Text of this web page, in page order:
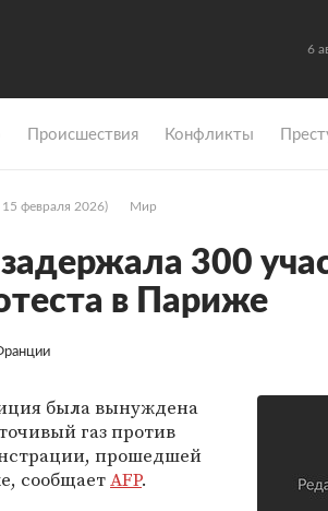
6
Происшествия Конфликты
февраля 2026) Мир
300
в Париже
была вынуждена
газ против
прошедшей
сообщаетAFP.